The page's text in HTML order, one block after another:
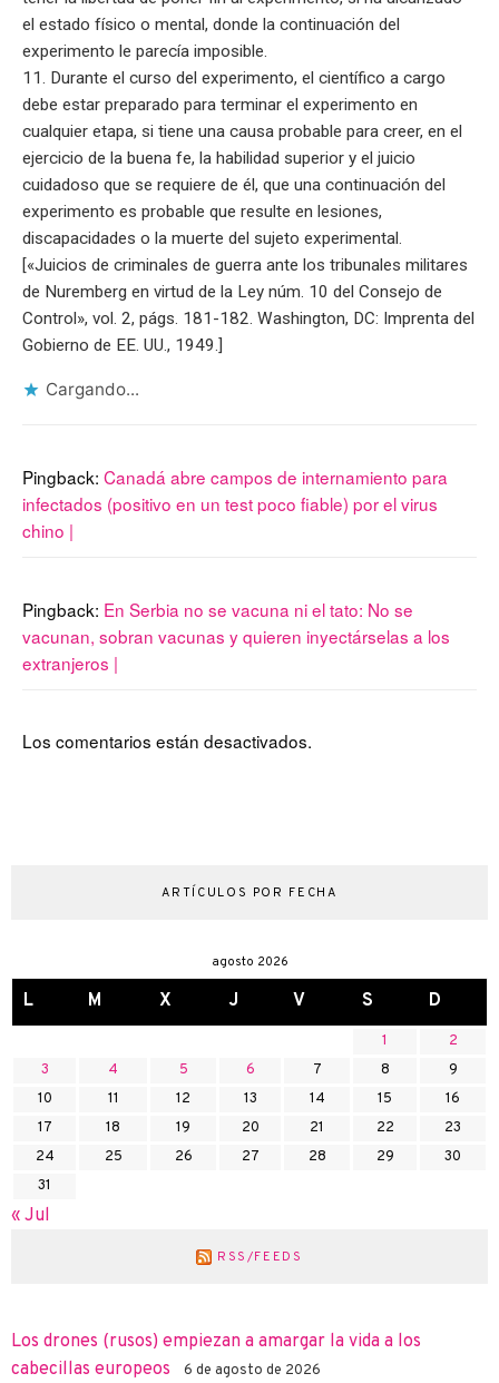
el estado físico o mental, donde la continuación del
experimento le parecía imposible.
11. Durante el curso del experimento, el científico a cargo
debe estar preparado para terminar el experimento en
cualquier etapa, si tiene una causa probable para creer, en el
ejercicio de la buena fe, la habilidad superior y el juicio
cuidadoso que se requiere de él, que una continuación del
experimento es probable que resulte en lesiones,
discapacidades o la muerte del sujeto experimental.
[«Juicios de criminales de guerra ante los tribunales militares
de Nuremberg en virtud de la Ley núm. 10 del Consejo de
Control», vol. 2, págs. 181-182. Washington, DC: Imprenta del
Gobierno de EE. UU., 1949.]
Cargando...
Pingback: Canadá abre campos de internamiento para
infectados (positivo en un test poco fiable) por el virus
chino |
Pingback: En Serbia no se vacuna ni el tato: No se
vacunan, sobran vacunas y quieren inyectárselas a los
extranjeros |
Los comentarios están desactivados.
ARTÍCULOS POR FECHA
agosto 2026
L M X J V S D
1
2
3
4 5 6 7 8
9
10
11 12 13 14 15
16
17
18 19 20 21 22
23
24
25 26 27 28 29
30
31
« Jul
RSS/FEEDS
Los drones (rusos) empiezan a amargar la vida a los
cabecillas europeos
6 de agosto de 2026